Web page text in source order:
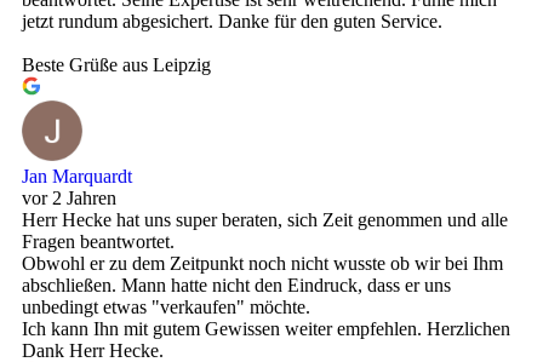
jetzt rundum abgesichert. Danke für den guten Service.
Beste Grüße aus Leipzig
Jan Marquardt
vor 2 Jahren
Herr Hecke hat uns super beraten, sich Zeit genommen und alle
Fragen beantwortet.
Obwohl er zu dem Zeitpunkt noch nicht wusste ob wir bei Ihm
abschließen. Mann hatte nicht den Eindruck, dass er uns
unbedingt etwas "verkaufen" möchte.
Ich kann Ihn mit gutem Gewissen weiter empfehlen. Herzlichen
Dank Herr Hecke.